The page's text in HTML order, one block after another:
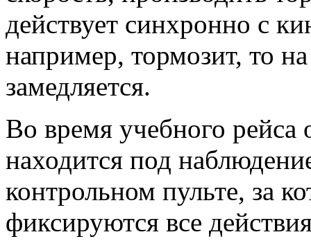
действует синхронно с
например, тормозит, то
замедляется.
Во время учебного
находится под
контрольном пульте, за
фиксируются все